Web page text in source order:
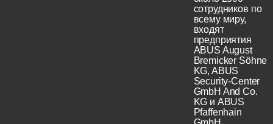
сотрудников по
всему миру,
входят
предприятия
ABUS August
Bremicker Söhne
KG, ABUS
Security-Center
GmbH And Co.
KG и ABUS
Pfaffenhain